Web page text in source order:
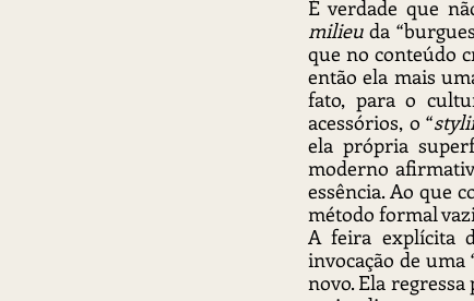
milieu da
que no conteúdo
então ela mais
fato, para o
acessórios, o “
ela própria
moderno
essência. Ao que
método formal
A feira explícita
invocação de
novo. Ela